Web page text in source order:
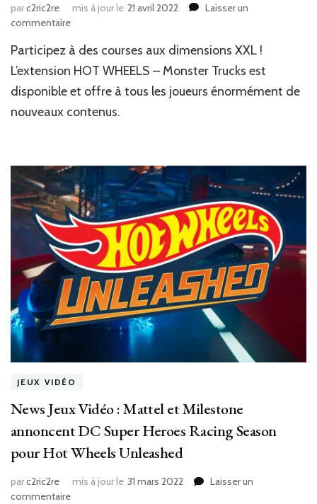
parc2ric2re mis à jour le 21 avril 2022
Laisser un
commentairesur
Jeux
Vidéo
It’s
a
monster
Truck
!
Participez à des courses aux dimensions XXL !
L’extension HOT WHEELS – Monster Trucks est
disponible et offre à tous les joueurs énormément de
nouveaux contenus.
JEUX VIDÉO
News Jeux Vidéo : Mattel et Milestone
annoncent DC Super Heroes Racing Season
pour Hot Wheels Unleashed
parc2ric2re mis à jour le 31 mars 2022
Laisser un
commentairesur